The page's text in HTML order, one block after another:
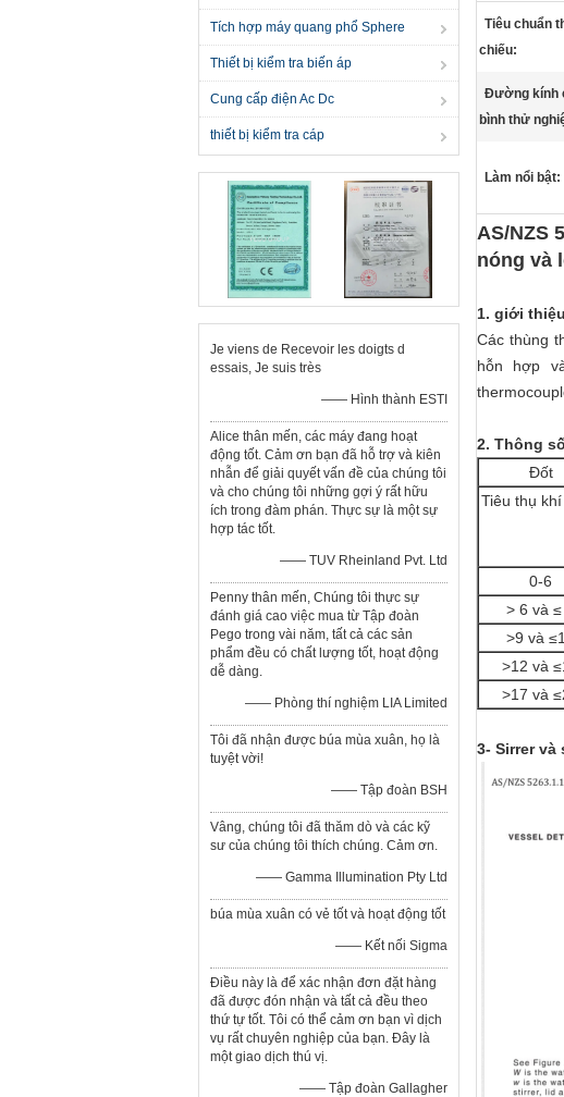
Tích hợp máy quang phổ Sphere
Thiết bị kiểm tra biến áp
Cung cấp điện Ac Dc
thiết bị kiểm tra cáp
Je viens de Recevoir les doigts d
essais, Je suis très
—— Hình thành ESTI
Alice thân mến, các máy đang hoạt
động tốt. Cảm ơn bạn đã hỗ trợ và kiên
nhẫn để giải quyết vấn đề của chúng tôi
và cho chúng tôi những gợi ý rất hữu
ích trong đàm phán. Thực sự là một sự
hợp tác tốt.
—— TUV Rheinland Pvt. Ltd
Penny thân mến, Chúng tôi thực sự
đánh giá cao việc mua từ Tập đoàn
Pego trong vài năm, tất cả các sản
phẩm đều có chất lượng tốt, hoạt động
dễ dàng.
—— Phòng thí nghiệm LIA Limited
Tôi đã nhận được búa mùa xuân, họ là
tuyệt vời!
—— Tập đoàn BSH
Vâng, chúng tôi đã thăm dò và các kỹ
sư của chúng tôi thích chúng. Cảm ơn.
—— Gamma Illumination Pty Ltd
búa mùa xuân có vẻ tốt và hoạt động tốt
—— Kết nối Sigma
Điều này là để xác nhận đơn đặt hàng
đã được đón nhận và tất cả đều theo
thứ tự tốt. Tôi có thể cảm ơn bạn vì dịch
vụ rất chuyên nghiệp của bạn. Đây là
một giao dịch thú vị.
—— Tập đoàn Gallagher
Tiêu chuẩn
chiếu:
Đường kính
bình thử
Làm nổi bật:
AS/NZS
nóng và
1. giới thiệu
Các thùng
hỗn hợp
2. Thông
Đốt
Tiêu thụ
0-6
> 6 và ≤
>9 và
>12 và
>17 và
3- Sirrer